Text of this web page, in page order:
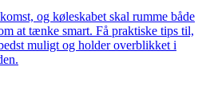
og køleskabet skal rumme både
at tænke smart. Få praktiske tips til,
muligt og holder overblikket i